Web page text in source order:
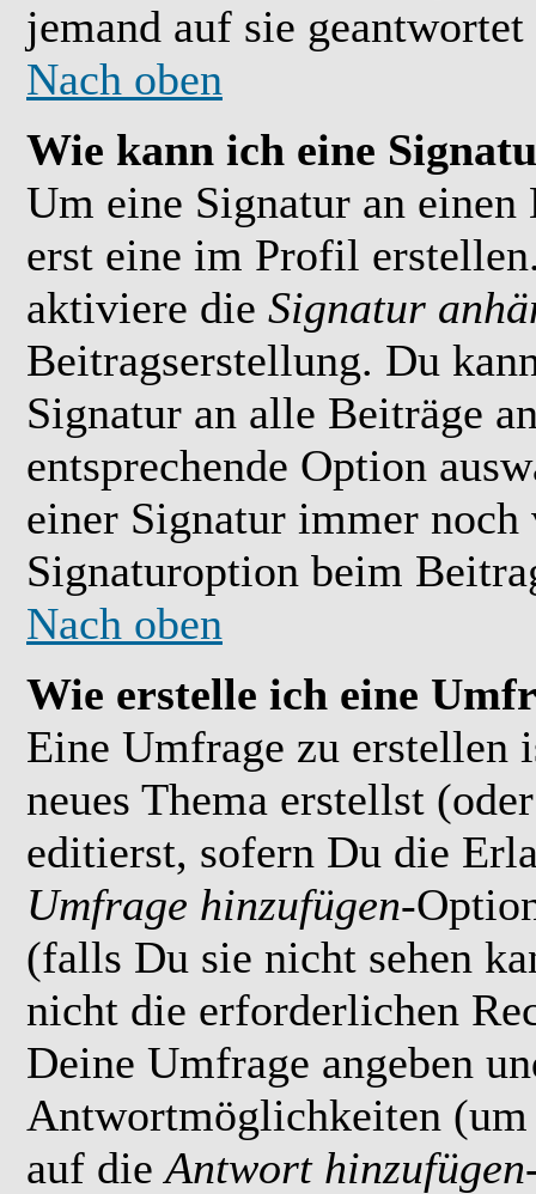
jemand auf sie geantwortet
Nach oben
Wie kann ich eine
Um eine Signatur an einen
erst eine im Profil
aktiviere die Signatur
Beitragserstellung. Du
Signatur an alle Beiträge
entsprechende Option
einer Signatur immer
Signaturoption beim
Nach oben
Wie erstelle ich eine
Eine Umfrage zu erstellen
neues Thema erstellst
editierst, sofern Du die
Umfrage hinzufügen-
(falls Du sie nicht sehen
nicht die erforderlichen
Deine Umfrage angeben
Antwortmöglichkeiten
auf dieAntwort hinzufügen